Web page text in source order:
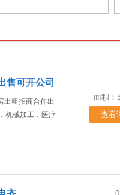
售可开公司
出租招商合作出
机械加工，医疗
面积：
查看